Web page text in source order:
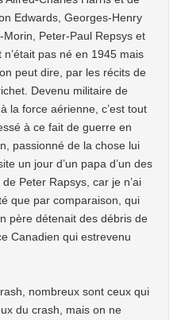
Edwards, Georges-Henry
Peter-Paul Repsys et
pas né en 1945 mais
peut dire, par les récits de
Devenu militaire de
la force aérienne, c’est tout
à ce fait de guerre en
passionné de la chose lui
un jour d’un papa d’un des
Peter Rapsys, car je n’ai
que par comparaison, qui
père détenait des débris de
Canadien qui estrevenu
nombreux sont ceux qui
du crash, mais on ne